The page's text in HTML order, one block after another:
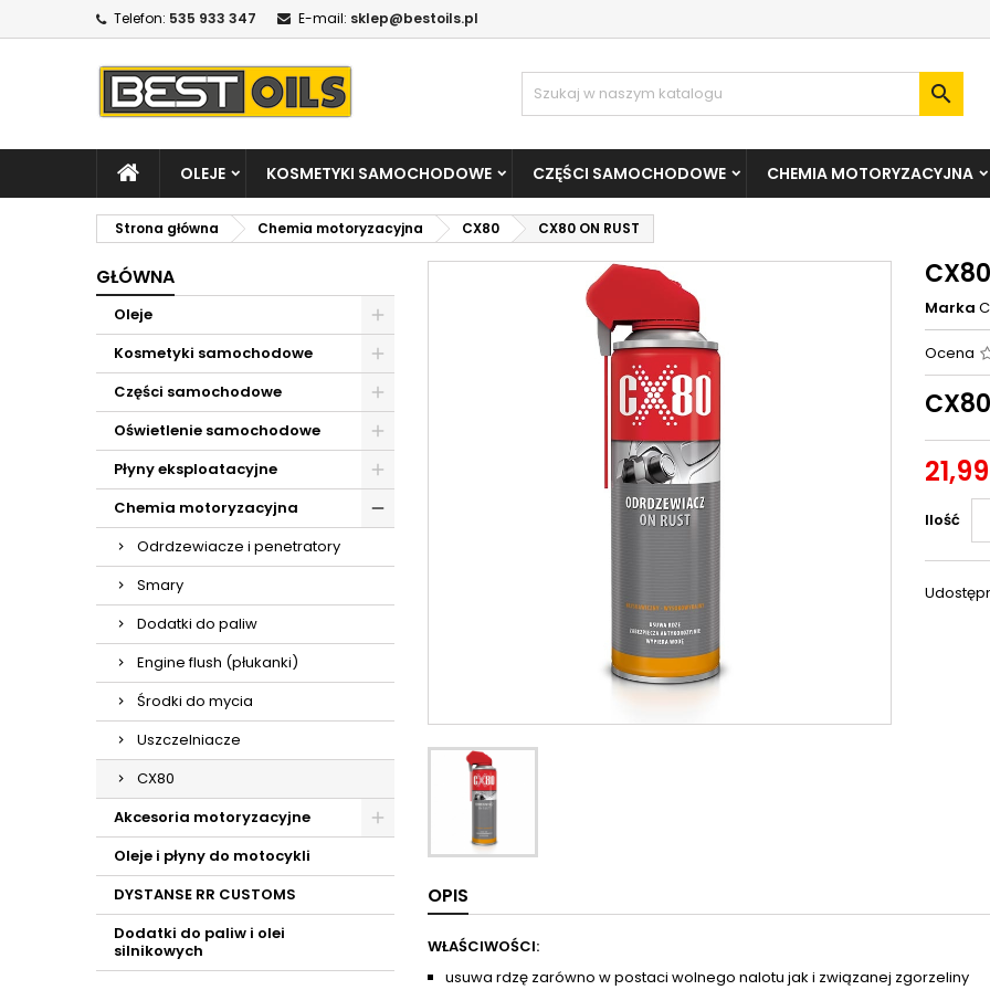
Telefon: 535 933 347 E-mail: sklep@bestoils.pl

OLEJE KOSMETYKI SAMOCHODOWE CZĘŚCI SAMOCHODOWE CHEMIA MOTORYZACYJNA
Strona główna Chemia motoryzacyjna CX80 CX80 ON RUST
GŁÓWNA
Oleje
Kosmetyki samochodowe
Części samochodowe
Oświetlenie samochodowe
Płyny eksploatacyjne
Chemia motoryzacyjna
Odrdzewiacze i penetratory
Smary
Dodatki do paliw
Engine flush (płukanki)
Środki do mycia
Uszczelniacze
CX80
Akcesoria motoryzacyjne
Oleje i płyny do motocykli
DYSTANSE RR CUSTOMS
Dodatki do paliw i olei
silnikowych
Marka
Ocena
Ilość
OPIS
WŁAŚCIWOŚCI:
usuwa rdzę zarówno w postaci wolnego nalotu jak i związanej zgorzeliny